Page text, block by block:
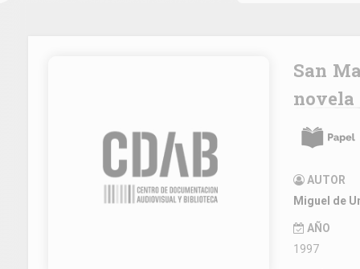
San Manuel Bueno, Martir Como se hace una
novela
AUTOR
Miguel de
AÑO
1997